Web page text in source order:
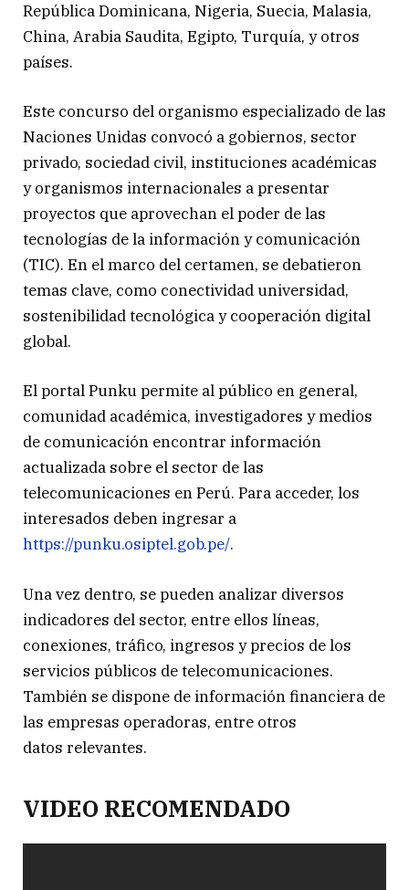
República Dominicana, Nigeria, Suecia, Malasia,
China, Arabia Saudita, Egipto, Turquía, y otros
países.
Este concurso del organismo especializado de las
Naciones Unidas convocó a gobiernos, sector
privado, sociedad civil, instituciones académicas
y organismos internacionales a presentar
proyectos que aprovechan el poder de las
tecnologías de la información y comunicación
(TIC). En el marco del certamen, se debatieron
temas clave, como conectividad universidad,
sostenibilidad tecnológica y cooperación digital
global.
El portal Punku permite al público en general,
comunidad académica, investigadores y medios
de comunicación encontrar información
actualizada sobre el sector de las
telecomunicaciones en Perú. Para acceder, los
interesados deben ingresar a
https://punku.osiptel.gob.pe/.
Una vez dentro, se pueden analizar diversos
indicadores del sector, entre ellos líneas,
conexiones, tráfico, ingresos y precios de los
servicios públicos de telecomunicaciones.
También se dispone de información financiera de
las empresas operadoras, entre otros
datos relevantes.
VIDEO RECOMENDADO